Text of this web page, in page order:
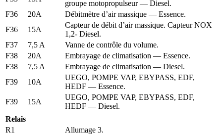
groupe motopropulseur — Diesel.
F36
20A
Débitmètre d’air massique — Essence.
F36
15A
Capteur de débit d’air massique. Capteur NOX
1,2- Diesel.
F37
7,5 A
Vanne de contrôle du volume.
F38
20A
Embrayage de climatisation — Essence.
F38
7,5 A
Embrayage de climatisation — Diesel.
F39
10A
UEGO, POMPE VAP, EBYPASS, EDF,
HEDF — Essence.
F39
15A
UEGO, POMPE VAP, EBYPASS, EDF,
HEDF — Diesel.
Relais
R1
Allumage 3.